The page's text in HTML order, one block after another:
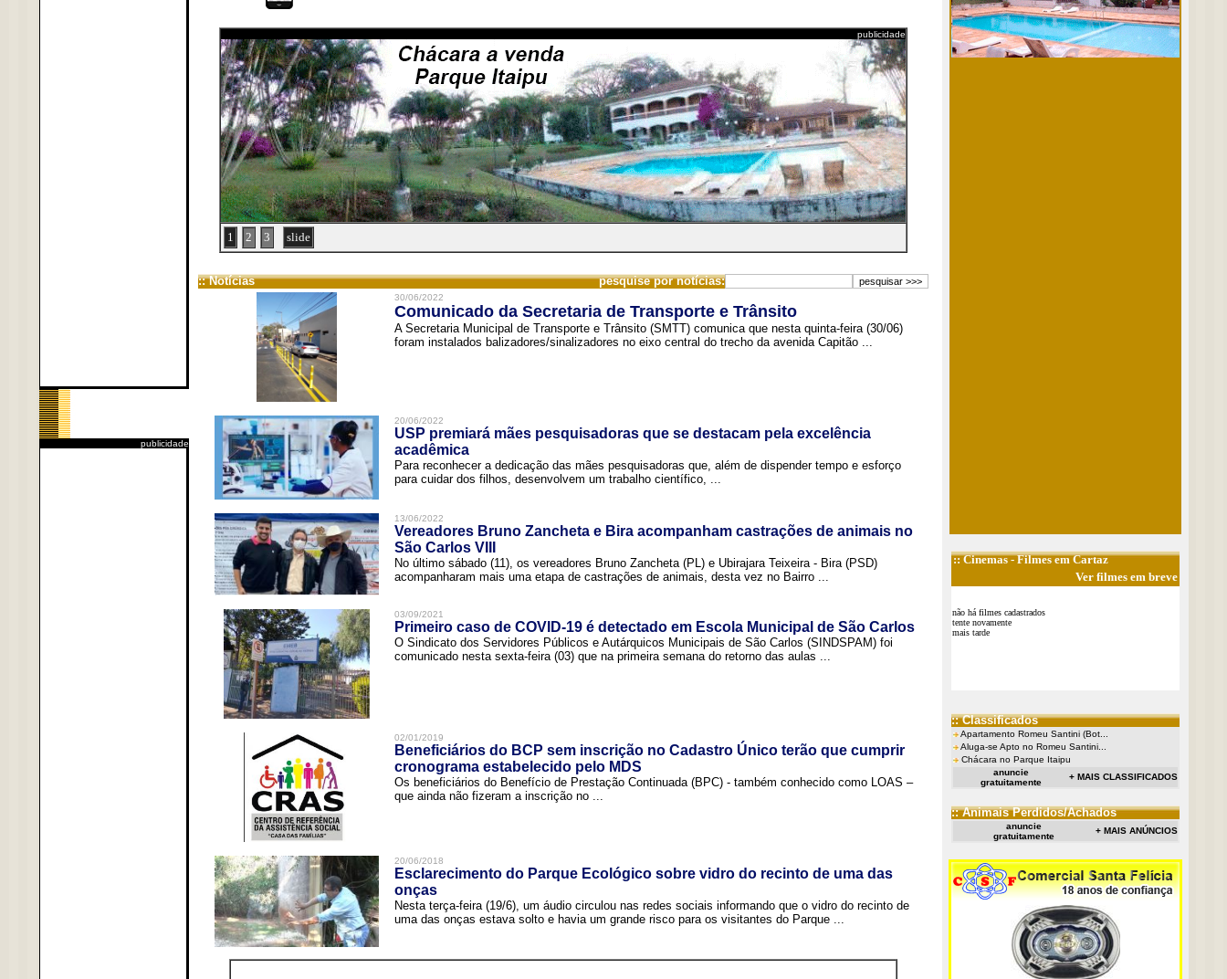
publicidade
publicidade
1 2 3 slide
:: Notícias pesquise por notícias:
30/06/2022
Comunicado da Secretaria de Transporte e Trânsito
A Secretaria Municipal de Transporte e Trânsito (SMTT) comunica que nesta quinta-feira (30/06)
foram instalados balizadores/sinalizadores no eixo central do trecho da avenida Capitão ...
20/06/2022
USP premiará mães pesquisadoras que se destacam pela excelência
acadêmica
Para reconhecer a dedicação das mães pesquisadoras que, além de dispender tempo e esforço
para cuidar dos filhos, desenvolvem um trabalho científico, ...
13/06/2022
Vereadores Bruno Zancheta e Bira acompanham castrações de animais no
São Carlos VIII
No último sábado (11), os vereadores Bruno Zancheta (PL) e Ubirajara Teixeira - Bira (PSD)
acompanharam mais uma etapa de castrações de animais, desta vez no Bairro ...
03/09/2021
Primeiro caso de COVID-19 é detectado em Escola Municipal de São Carlos
O Sindicato dos Servidores Públicos e Autárquicos Municipais de São Carlos (SINDSPAM) foi
comunicado nesta sexta-feira (03) que na primeira semana do retorno das aulas ...
02/01/2019
Beneficiários do BCP sem inscrição no Cadastro Único terão que cumprir
cronograma estabelecido pelo MDS
Os beneficiários do Benefício de Prestação Continuada (BPC) - também conhecido como LOAS –
que ainda não fizeram a inscrição no ...
20/06/2018
Esclarecimento do Parque Ecológico sobre vidro do recinto de uma das
onças
Nesta terça-feira (19/6), um áudio circulou nas redes sociais informando que o vidro do recinto de
uma das onças estava solto e havia um grande risco para os visitantes do Parque ...
::Cinemas- Filmes em Cartaz
Ver filmes em breve
não há filmes cadastrados
tente novamente
mais tarde
:: Classificados
Apartamento Romeu Santini (Bot...
Aluga-se Apto no Romeu Santini...
Chácara no Parque Itaipu
anuncie
gratuitamente
+ MAIS CLASSIFICADOS
:: Animais Perdidos/Achados
anuncie
gratuitamente
+ MAIS ANÚNCIOS